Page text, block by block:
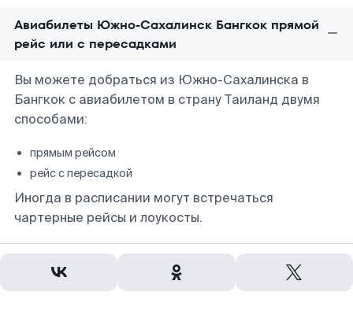
Авиабилеты Южно-Сахалинск Бангкок прямой
рейс или с пересадками
Вы можете добраться из Южно-Сахалинска в
Бангкок с авиабилетом в страну Таиланд двумя
способами:
прямым рейсом
рейс с пересадкой
Иногда в расписании могут встречаться
чартерные рейсы и лоукосты.